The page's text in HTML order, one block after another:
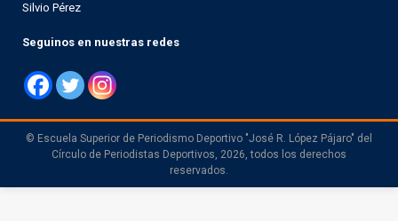
Silvio Pérez
Seguinos en nuestras redes
© Escuela Superior de Periodismo Deportivo "José R. López Pájaro" del
Círculo de Periodistas Deportivos, 2026, todos los derechos
reservados.